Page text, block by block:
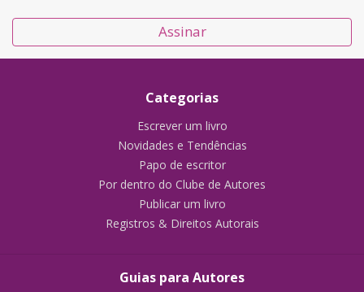
Assinar
Categorias
Escrever um livro
Novidades e Tendências
Papo de escritor
Por dentro do Clube de Autores
Publicar um livro
Registros & Direitos Autorais
Guias para Autores